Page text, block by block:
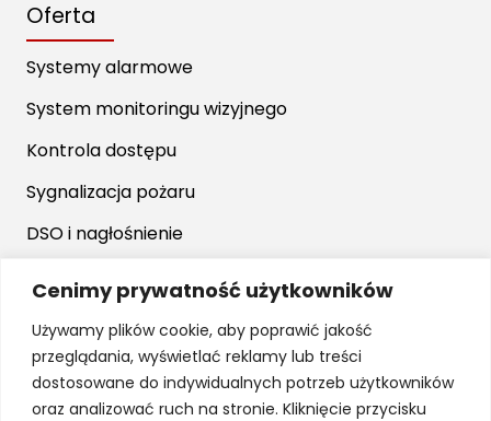
Cenimy prywatność użytkowników
Używamy plików cookie, aby poprawić jakość
przeglądania, wyświetlać reklamy lub treści
dostosowane do indywidualnych potrzeb użytkowników
oraz analizować ruch na stronie. Kliknięcie przycisku
Oferta
Systemy alarmowe
System monitoringu wizyjnego
Kontrola dostępu
Sygnalizacja pożaru
DSO i nagłośnienie
Nawigacja
Strona główna